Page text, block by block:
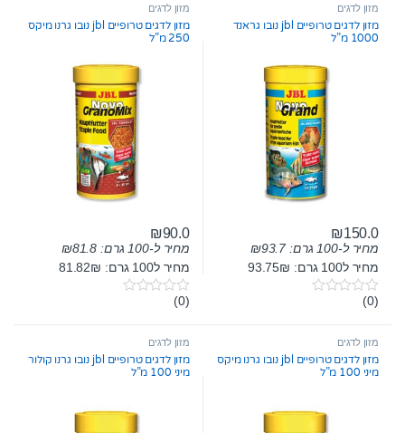
t
o
f
5
t
o
f
5
מזון לדגים
מזון לדגים טרופיים jbl נובו גראנד
1000 מ”ל
₪150.0
מחיר ל-100 גרם: ₪93.7
מחיר ל100 גרם: 93.75₪
0
t
f
5
(0)
מזון לדגים
מזון לדגים טרופיים jbl נובו גרנו מיקס
250 מ”ל
₪90.0
מחיר ל-100 גרם: ₪81.8
מחיר ל100 גרם: 81.82₪
0
t
f
5
(0)
מזון לדגים
מזון לדגים טרופיים jbl נובו גרנו מיקס
מיני 100 מ”ל
מזון לדגים
מזון לדגים טרופיים jbl נובו גרנו קולור
מיני 100 מ”ל